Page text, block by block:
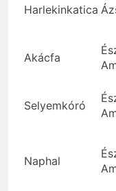
Harlekinkatica
Akácfa
Selyemkóró
Naphal